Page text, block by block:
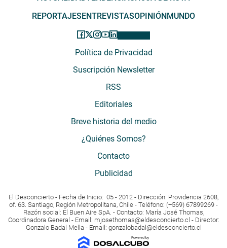
REPORTAJESENTREVISTASOPINIÓNMUNDO
Política de Privacidad
Suscripción Newsletter
RSS
Editoriales
Breve historia del medio
¿Quiénes Somos?
Contacto
Publicidad
El Desconcierto - Fecha de Inicio: 05 - 2012 - Dirección: Providencia 2608,
of. 63. Santiago, Región Metropolitana, Chile - Teléfono: (+569) 67899269 -
Razón social: El Buen Aire SpA. - Contacto: María José Thomas,
Coordinadora General - Email: mjosethomas@eldesconcierto.cl - Director:
Gonzalo Badal Mella - Email: gonzalobadal@eldesconcierto.cl